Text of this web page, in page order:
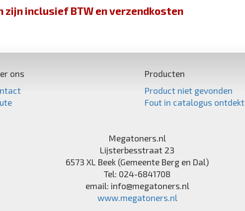
zijn inclusief BTW en verzendkosten
ons
Producten
Product niet gevonden
Fout in catalogus ontdekt
Megatoners.nl
Lijsterbesstraat 23
6573 XL Beek (Gemeente Berg en Dal)
Tel: 024-6841708
email: info@megatoners.nl
www.megatoners.nl